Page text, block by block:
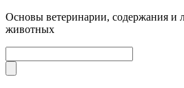
Основы ветеринарии, содержания и
животных